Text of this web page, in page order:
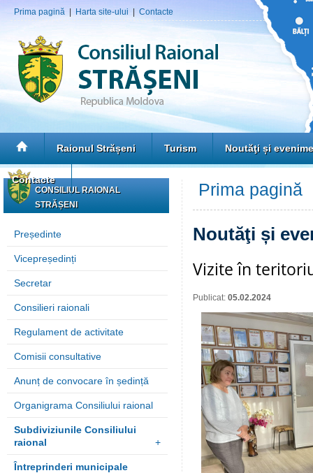
Prima pagină Harta site-ului Contacte
Raionul Strășeni Turism Noutăţi și
Contacte
CONSILIUL RAIONAL
STRĂȘENI
Președinte
Vicepreședinți
Secretar
Consilieri raionali
Regulament de activitate
Comisii consultative
Anunț de convocare în ședință
Organigrama Consiliului raional
Subdiviziunile Consiliului
raional
+
Întreprinderi municipale
Prima pagină
Noutăţi și
Vizite în
Publicat: 05.02.2024